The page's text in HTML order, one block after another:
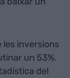
les inversions
un 53%.
del